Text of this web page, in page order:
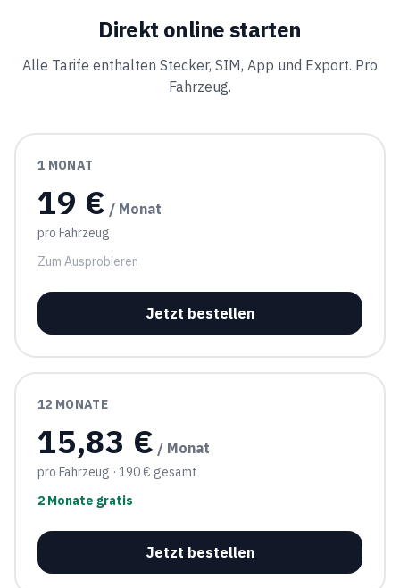
Direkt online starten
Alle Tarife enthalten Stecker, SIM, App und Export. Pro
Fahrzeug.
1 MONAT
19 € / Monat
pro Fahrzeug
Zum Ausprobieren
Jetzt bestellen
12 MONATE
15,83 € / Monat
pro Fahrzeug · 190 € gesamt
2 Monate gratis
Jetzt bestellen